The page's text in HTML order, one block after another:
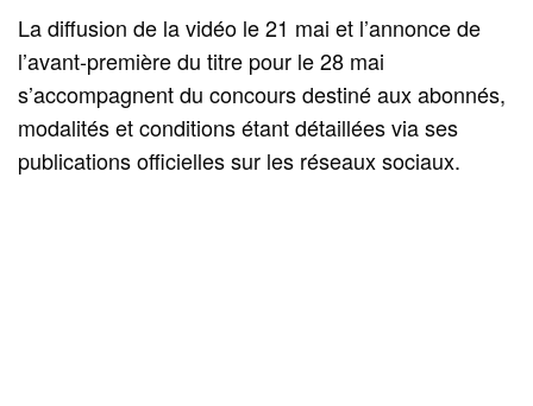
La diffusion de la vidéo le 21 mai et l’annonce de
l’avant‑première du titre pour le 28 mai
s’accompagnent du concours destiné aux abonnés,
modalités et conditions étant détaillées via ses
publications officielles sur les réseaux sociaux.